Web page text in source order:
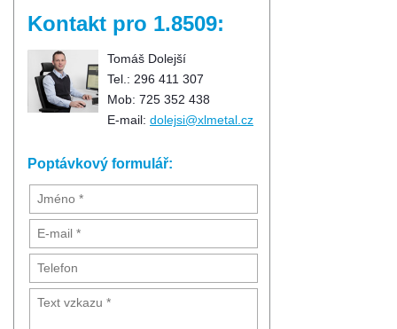
Kontakt pro 1.8509:
Tomáš Dolejší
Tel.: 296 411 307
Mob: 725 352 438
E-mail: dolejsi@xlmetal.cz
Poptávkový formulář: